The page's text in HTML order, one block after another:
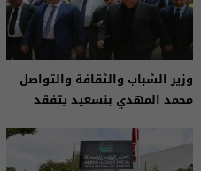
وزير الشباب والثقافة والتواصل
محمد المهدي بنسعيد يتفقد
سجلماسة الأثري بالرشيدية